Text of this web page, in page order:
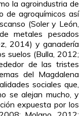
la agroindustria de
de agroquímicos así
(Soler y León,
metales pesados
2014) y ganadería
suelos (Bulla, 2012;
de las tristes
del Magdalena
sociales que,
se alejan mucho, y
expuesta por los